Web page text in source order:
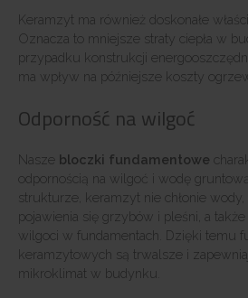
Keramzyt ma również doskonałe
Oznacza to mniejsze straty ciepła w
przypadku konstrukcji
ma wpływ na późniejsze koszty
Odporność na wilgoć
Nasze bloczki fundamentowe
odpornością na wilgoć i wodę
strukturze, keramzyt nie chłonie
pojawienia się grzybów i pleśni, a
wilgoci w fundamentach. Dzięki temu
keramzytowych są trwalsze i
mikroklimat w budynku.